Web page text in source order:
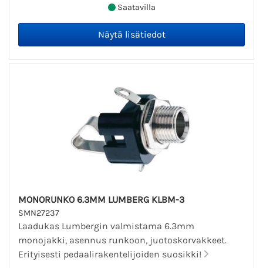
Saatavilla
MONORUNKO 6.3MM LUMBERG KLBM-3
SMN27237
Laadukas Lumbergin valmistama 6.3mm
monojakki, asennus runkoon, juotoskorvakkeet.
Erityisesti pedaalirakentelijoiden suosikki!